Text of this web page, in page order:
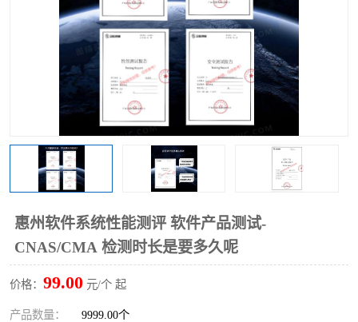
惠州软件系统性能测评 软件产品测试-
CNAS/CMA 检测时长是要多久呢
价格： 99.00 元/个 起
产品数量： 9999.00个